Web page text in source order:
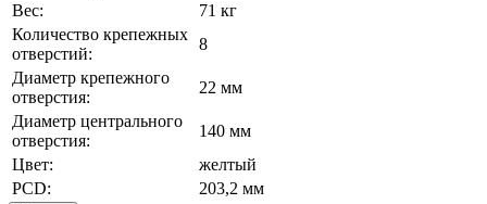
Вес:
71 кг
Количество крепежных
отверстий:
8
Диаметр крепежного
отверстия:
22 мм
Диаметр центрального
отверстия:
140 мм
Цвет:
желтый
PCD:
203,2 мм